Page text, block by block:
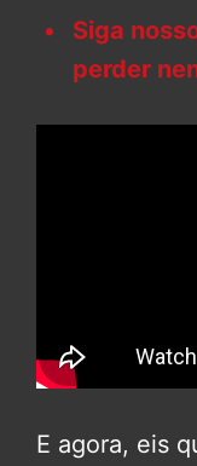
Siga
perder
E agora, eis